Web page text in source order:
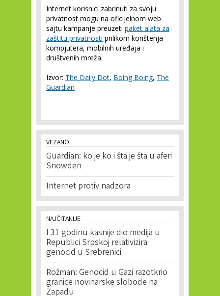
Internet korisnici zabrinuti za svoju
privatnost mogu na oficijelnom web
sajtu kampanje preuzeti paket alata za
zaštitu privatnosti prilikom korištenja
kompjutera, mobilnih uređaja i
društvenih mreža.
Izvor: The Daily Dot, Boing Boing, The
Guardian
VEZANO
Guardian: ko je ko i šta je šta u aferi
Snowden
Internet protiv nadzora
NAJČITANIJE
I 31 godinu kasnije dio medija u
Republici Srpskoj relativizira
genocid u Srebrenici
Rožman: Genocid u Gazi razotkrio
granice novinarske slobode na
Zapadu